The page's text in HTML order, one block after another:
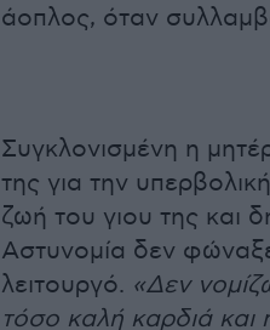
άοπλος, όταν
Συγκλονισμένη η
της για την
ζωή του γιου της και
Αστυνομία δεν
λειτουργό. «Δεν
τόσο καλή καρδιά και